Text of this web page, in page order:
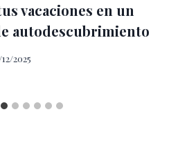
vacaciones en un
autodescubrimiento
2025